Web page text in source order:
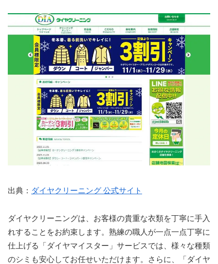
出典： ダイヤクリーニング 公式サイト
ダイヤクリーニングは、お客様の貴重な衣類を丁寧に手入
れすることをお約束します。熟練の職人が一点一点丁寧に
仕上げる「ダイヤマイスター」サービスでは、様々な種類
のシミも安心してお任せいただけます。さらに、「ダイヤ